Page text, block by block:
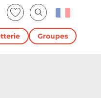
Voir les favoris
Recherche
Groupes